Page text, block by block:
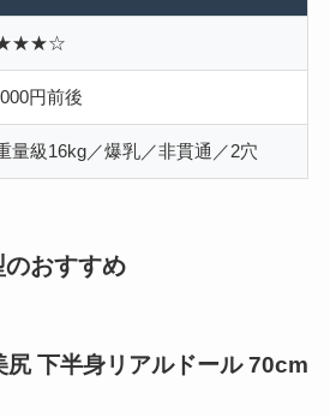
円前後
量級16kg／爆乳／非貫通／2穴
おすすめ
下半身リアルドール 70cm